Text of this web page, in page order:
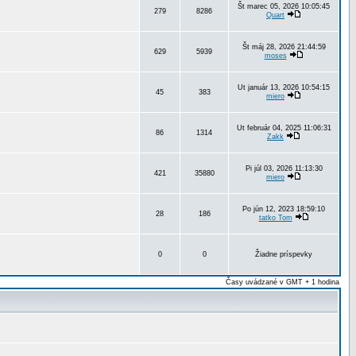
279 8286
Št marec 05, 2026 10:05:45
Quart
629 5939
Št máj 28, 2026 21:44:59
moses
45 383
Ut január 13, 2026 10:54:15
miero
86 1314
Ut február 04, 2025 11:06:31
Zakk
421 35880
Pi júl 03, 2026 11:13:30
miero
28 186
Po jún 12, 2023 18:59:10
tatko Tom
0 0 Žiadne príspevky
Časy uvádzané v GMT + 1 hodina